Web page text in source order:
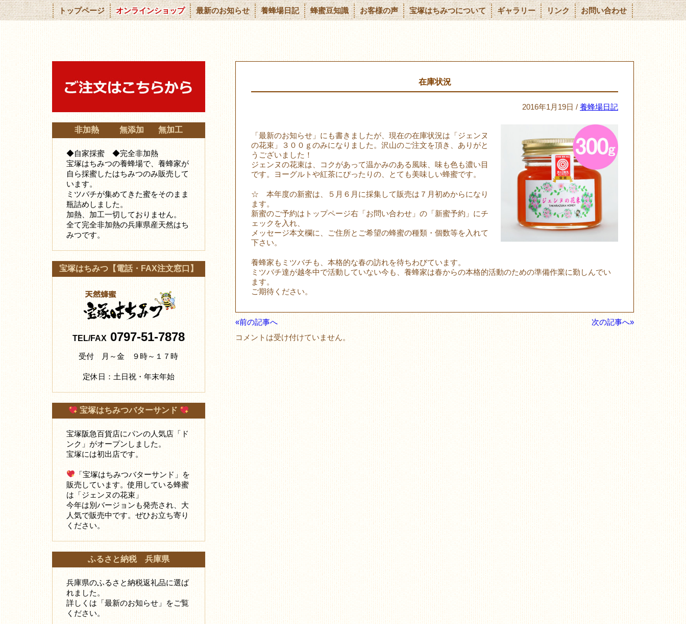
トップページ オンラインショップ 最新のお知らせ 養蜂場日記 蜂蜜豆知識 お客様の声 宝塚はちみつについて ギャラリー リンク お問い合わせ
在庫状況
2016年1月19日 / 養蜂場日記
「最新のお知らせ」にも書きましたが、現在の在庫状況は「ジェンヌ
の花束」３００ｇのみになりました。沢山のご注文を頂き、ありがと
うございました！
ジェンヌの花束は、コクがあって温かみのある風味、味も色も濃い目
です。ヨーグルトや紅茶にぴったりの、とても美味しい蜂蜜です。
☆ 本年度の新蜜は、５月６月に採集して販売は７月初めからになり
ます。
新蜜のご予約はトップページ右「お問い合わせ」の「新蜜予約」にチ
ェックを入れ、
メッセージ本文欄に、ご住所とご希望の蜂蜜の種類・個数等を入れて
下さい。
養蜂家もミツバチも、本格的な春の訪れを待ちわびています。
ミツバチ達が越冬中で活動していない今も、養蜂家は春からの本格的活動のための準備作業に勤しんでい
ます。
ご期待ください。
«前の記事へ
次の記事へ»
コメントは受け付けていません。
非加熱 無添加 無加工
◆自家採蜜 ◆完全非加熱
宝塚はちみつの養蜂場で、養蜂家が
自ら採蜜したはちみつのみ販売して
います。
ミツバチが集めてきた蜜をそのまま
瓶詰めしました。
加熱、加工一切しておりません。
全て完全非加熱の兵庫県産天然はち
みつです。
宝塚はちみつ【電話・FAX注文窓口】
TEL/FAX0797-51-7878
受付 月～金 ９時～１７時
定休日：土日祝・年末年始
宝塚はちみつバターサンド
宝塚阪急百貨店にパンの人気店「ド
ンク」がオープンしました。
宝塚には初出店です。
「宝塚はちみつバターサンド」を
販売しています。使用している蜂蜜
は「ジェンヌの花束」
今年は別バージョンも発売され、大
人気で販売中です。ぜひお立ち寄り
ください。
ふるさと納税 兵庫県
兵庫県のふるさと納税返礼品に選ば
れました。
詳しくは「最新のお知らせ」をご覧
ください。